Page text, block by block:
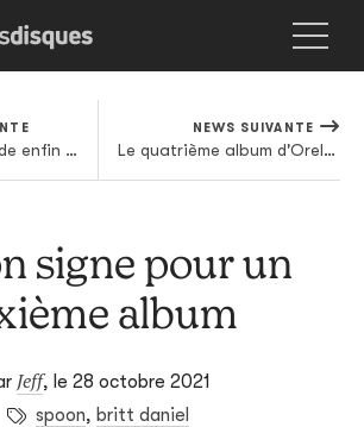
A$AP Rocky uploade enfin LIVE.LOVE.A$AP sur les services de streaming
NEWS SUIVANTE
Le quatrième album d'Orelsan, c'est pour novembre
signe pour un
album
Jeff, le 28 octobre 2021
spoon, britt daniel